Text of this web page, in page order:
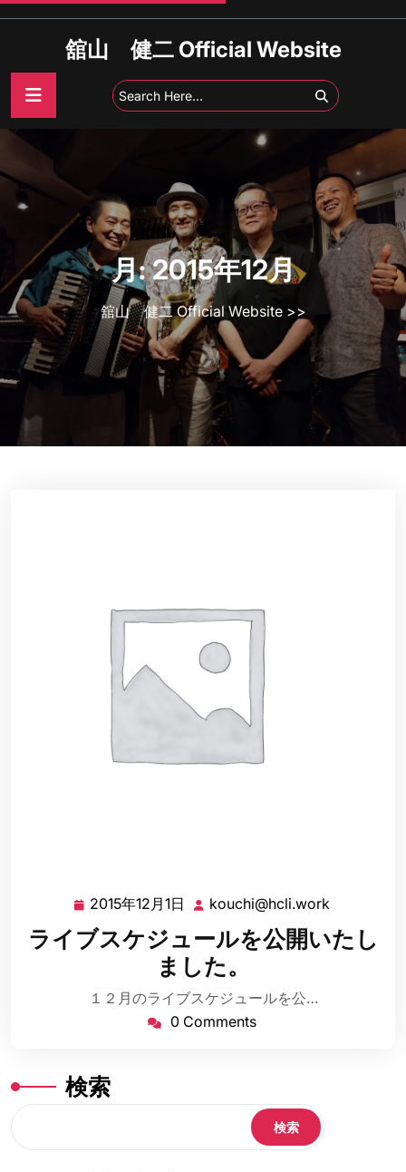
舘山 健二 Official Website
月:2015年12月
舘山 健二 Official Website>>
2015年12月1日 2015
12
月
1
日
kouchi@hcli.work
ライブスケジュールを公開いたし
ました。
１２月のライブスケジュールを公…
0 Comments
検索
検索